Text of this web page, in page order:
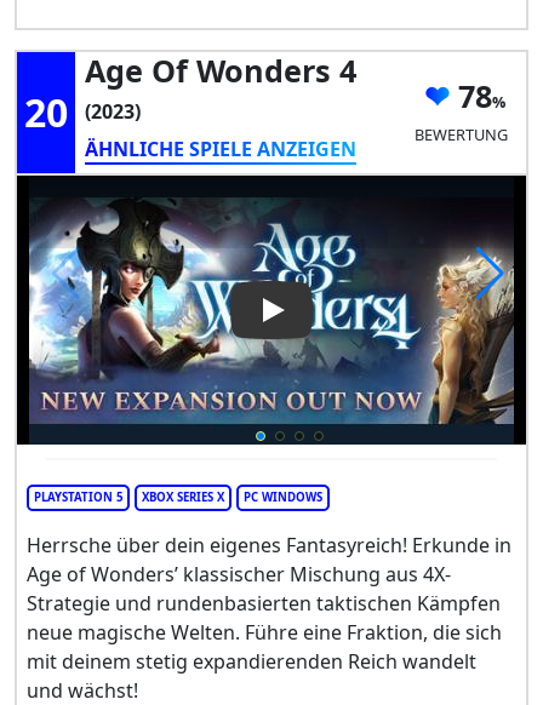
20
Age Of Wonders 4
(2023)
ÄHNLICHE SPIELE ANZEIGEN
78
BEWERTUNG
Play Video: Age of Wonders 4
PLAYSTATION 5 XBOX SERIES X PC WINDOWS
Herrsche über dein eigenes Fantasyreich! Erkunde in
Age of Wonders’ klassischer Mischung aus 4X-
Strategie und rundenbasierten taktischen Kämpfen
neue magische Welten. Führe eine Fraktion, die sich
mit deinem stetig expandierenden Reich wandelt
und wächst!